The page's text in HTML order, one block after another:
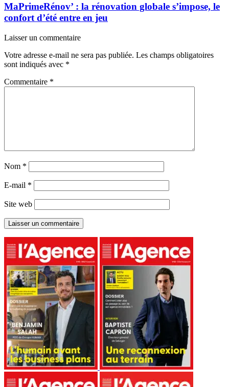
MaPrimeRénov’ : la rénovation globale s’impose, le
confort d’été entre en jeu
Laisser un commentaire
Votre adresse e-mail ne sera pas publiée. Les champs obligatoires
sont indiqués avec *
Commentaire *
Nom *
E-mail *
Site web